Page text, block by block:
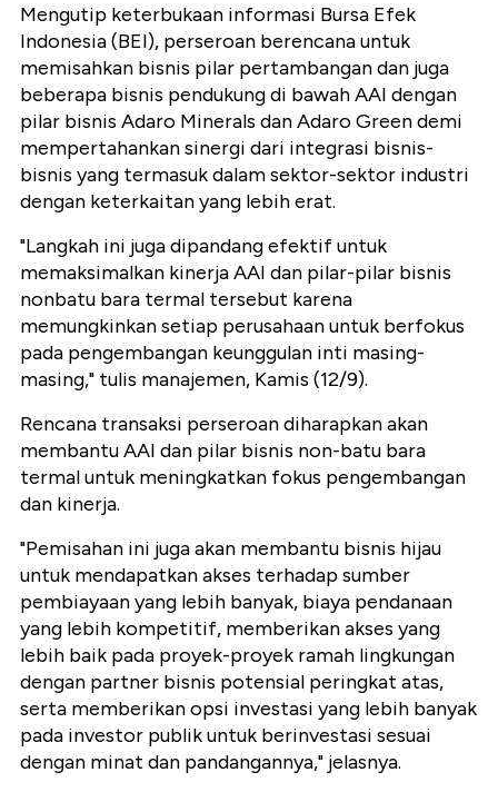
Mengutip keterbukaan informasi Bursa Efek
Indonesia (BEI), perseroan berencana untuk
memisahkan bisnis pilar pertambangan dan juga
beberapa bisnis pendukung di bawah AAI dengan
pilar bisnis Adaro Minerals dan Adaro Green demi
mempertahankan sinergi dari integrasi bisnis-
bisnis yang termasuk dalam sektor-sektor industri
dengan keterkaitan yang lebih erat.
"Langkah ini juga dipandang efektif untuk
memaksimalkan kinerja AAI dan pilar-pilar bisnis
nonbatu bara termal tersebut karena
memungkinkan setiap perusahaan untuk berfokus
pada pengembangan keunggulan inti masing-
masing," tulis manajemen, Kamis (12/9).
Rencana transaksi perseroan diharapkan akan
membantu AAI dan pilar bisnis non-batu bara
termal untuk meningkatkan fokus pengembangan
dan kinerja.
"Pemisahan ini juga akan membantu bisnis hijau
untuk mendapatkan akses terhadap sumber
pembiayaan yang lebih banyak, biaya pendanaan
yang lebih kompetitif, memberikan akses yang
lebih baik pada proyek-proyek ramah lingkungan
dengan partner bisnis potensial peringkat atas,
serta memberikan opsi investasi yang lebih banyak
pada investor publik untuk berinvestasi sesuai
dengan minat dan pandangannya," jelasnya.